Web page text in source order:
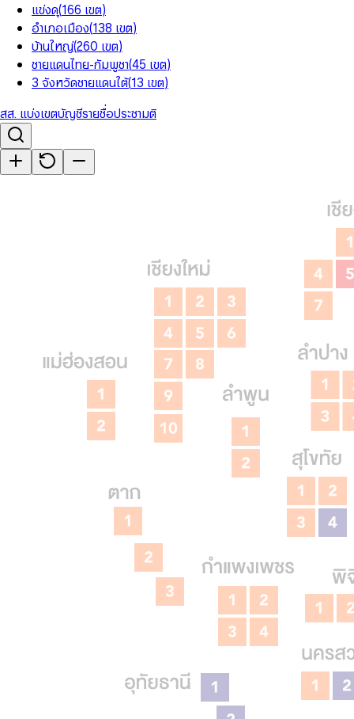
แข่งดุ(166 เขต)
อำเภอเมือง(138 เขต)
บ้านใหญ่(260 เขต)
ชายแดนไทย-กัมพูชา(45 เขต)
3 จังหวัดชายแดนใต้(13 เขต)
สส. แบ่งเขตบัญชีรายชื่อประชามติ